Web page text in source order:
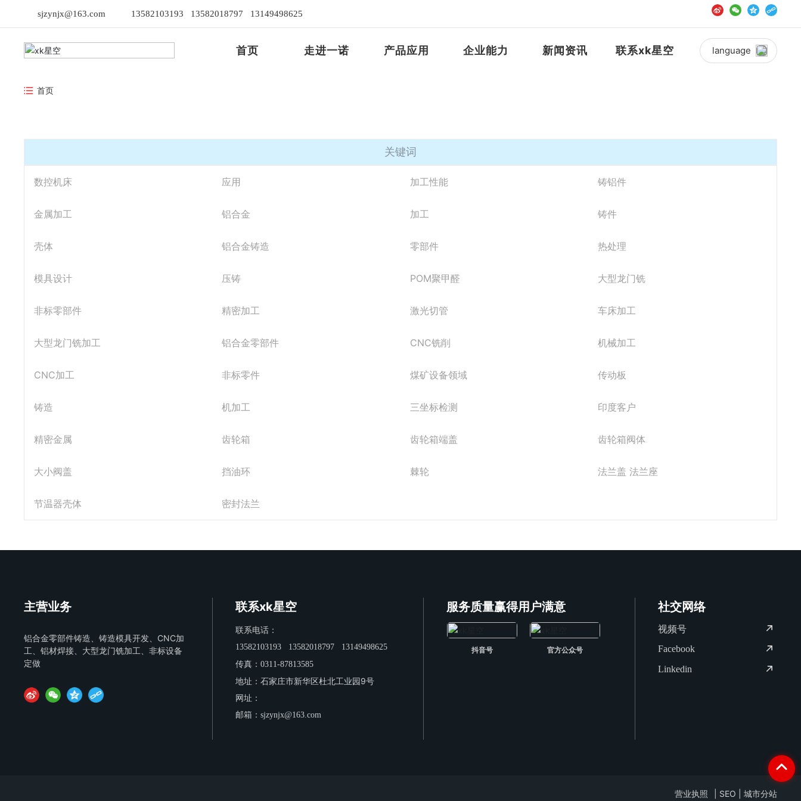
sjzynjx@163.com 13582103193 13582018797 13149498625
首页 走进一诺 产品应用 企业能力 新闻资讯 联系xk星空 language
首页
关键词
数控机床 应用 加工性能 铸铝件
金属加工 铝合金 加工 铸件
壳体 铝合金铸造 零部件 热处理
模具设计 压铸 POM聚甲醛 大型龙门铣
非标零部件 精密加工 激光切管 车床加工
大型龙门铣加工 铝合金零部件 CNC铣削 机械加工
CNC加工 非标零件 煤矿设备领域 传动板
铸造 机加工 三坐标检测 印度客户
精密金属 齿轮箱 齿轮箱端盖 齿轮箱阀体
大小阀盖 挡油环 棘轮 法兰盖 法兰座
节温器壳体 密封法兰
主营业务
铝合金零部件铸造、铸造模具开发、CNC加
工、铝材焊接、大型龙门铣加工、非标设备
定做
联系xk星空
联系电话：
13582103193 13582018797 13149498625
传真： 0311-87813585
地址：石家庄市新华区杜北工业园9号
网址：
邮箱： sjzynjx@163.com
服务质量赢得用户满意
抖音号 官方公众号
社交网络
视频号
Facebook
Linkedin
营业执照 SEO 城市分站